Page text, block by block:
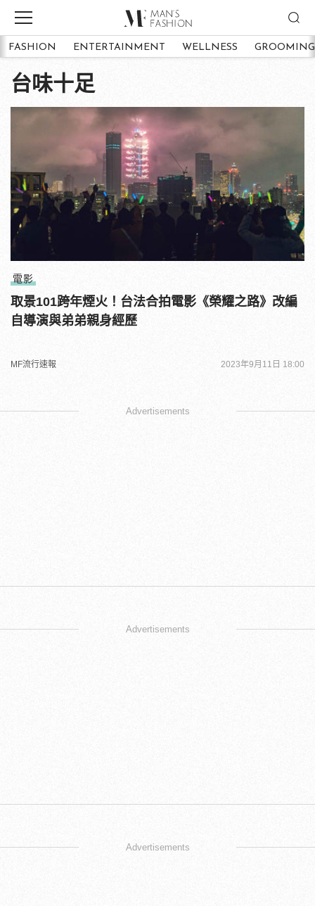
FASHION ENTERTAINMENT WELLNESS GROOMING
台味十足
電影
取景101跨年煙火！台法合拍電影《榮耀之路》改編
自導演與弟弟親身經歷
MF流行速報 2023年9月11日 18:00
Advertisements
Advertisements
Advertisements